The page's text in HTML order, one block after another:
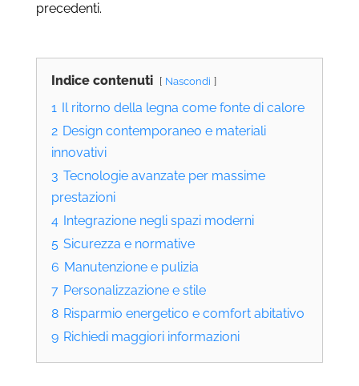
precedenti.
Indice contenuti Nascondi
1 Il ritorno della legna come fonte di calore
2 Design contemporaneo e materiali
innovativi
3 Tecnologie avanzate per massime
prestazioni
4 Integrazione negli spazi moderni
5 Sicurezza e normative
6 Manutenzione e pulizia
7 Personalizzazione e stile
8 Risparmio energetico e comfort abitativo
9 Richiedi maggiori informazioni